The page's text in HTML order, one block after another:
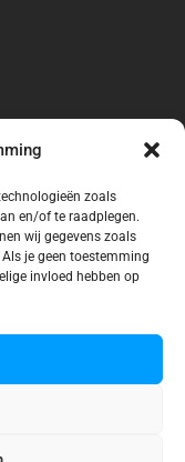
zoals
en/of te raadplegen.
wij gegevens zoals
je geen toestemming
invloed hebben op